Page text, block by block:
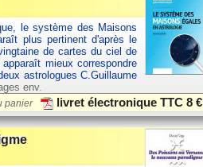
le système des Maisons
plus pertinent d'après le
de cartes du ciel de
mieux correspondre
astrologues C.Guillaume
env.
panier livret électronique TTC8 €